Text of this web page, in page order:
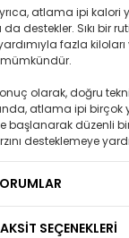
atlama ipi kalori
da destekler. Sıkı bir
fazla
olarak, doğru
atlama ipi birçok
başlanarak düzenli
desteklemeye
SEÇENEKLERİ